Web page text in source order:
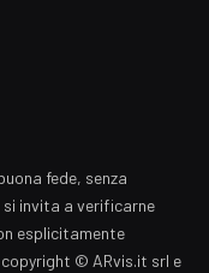
fede, senza
invita a verificarne
esplicitamente
© ARvis.it srl e